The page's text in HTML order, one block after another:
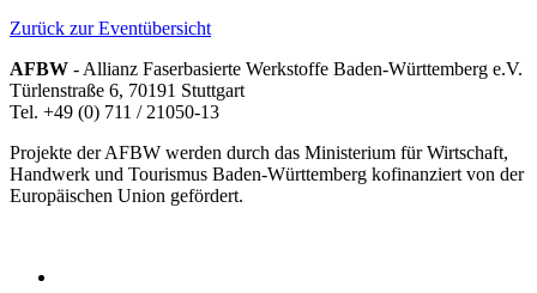
Zurück zur Eventübersicht
AFBW - Allianz Faserbasierte Werkstoffe Baden-Württemberg e.V.
Türlenstraße 6, 70191 Stuttgart
Tel. +49 (0) 711 / 21050-13
Projekte der AFBW werden durch das Ministerium für Wirtschaft,
Handwerk und Tourismus Baden-Württemberg kofinanziert von der
Europäischen Union gefördert.